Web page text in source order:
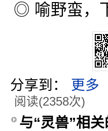
◎ 喻野蛮，
分享到： 更多
阅读(2358次)
与“灵兽”相